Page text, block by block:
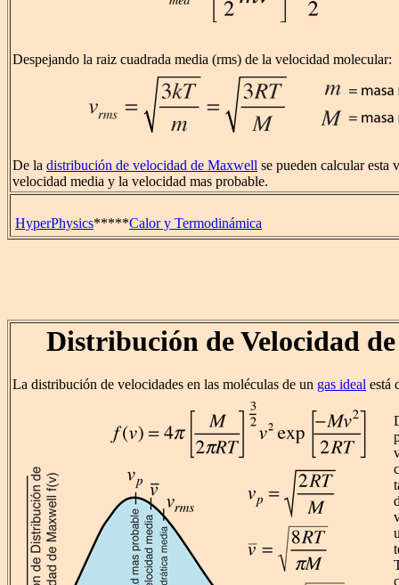
Despejando la raiz cuadrada media (rms) de la velocidad molecular:
De la distribución de velocidad de Maxwell se pueden calcular esta
velocidad media y la velocidad mas probable.
HyperPhysics*****Calor y Termodinámica
Distribución de Velocidad
La distribución de velocidades en las moléculas de un gas ideal está